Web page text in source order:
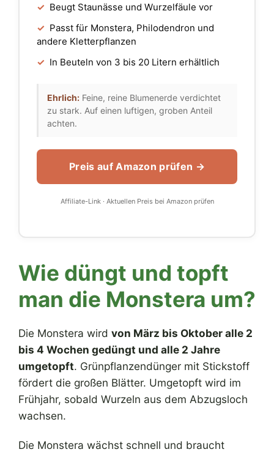
✓ Beugt Staunässe und Wurzelfäule vor
✓ Passt für Monstera, Philodendron und
andere Kletterpflanzen
✓ In Beuteln von 3 bis 20 Litern erhältlich
Ehrlich: Feine, reine Blumenerde verdichtet
zu stark. Auf einen luftigen, groben Anteil
achten.
Preis auf Amazon prüfen →
Affiliate-Link · Aktuellen Preis bei Amazon prüfen
Wie düngt und topft
man die Monstera um?
Die Monstera wird von März bis Oktober alle 2
bis 4 Wochen gedüngt und alle 2 Jahre
umgetopft. Grünpflanzendünger mit Stickstoff
fördert die großen Blätter. Umgetopft wird im
Frühjahr, sobald Wurzeln aus dem Abzugsloch
wachsen.
Die Monstera wächst schnell und braucht